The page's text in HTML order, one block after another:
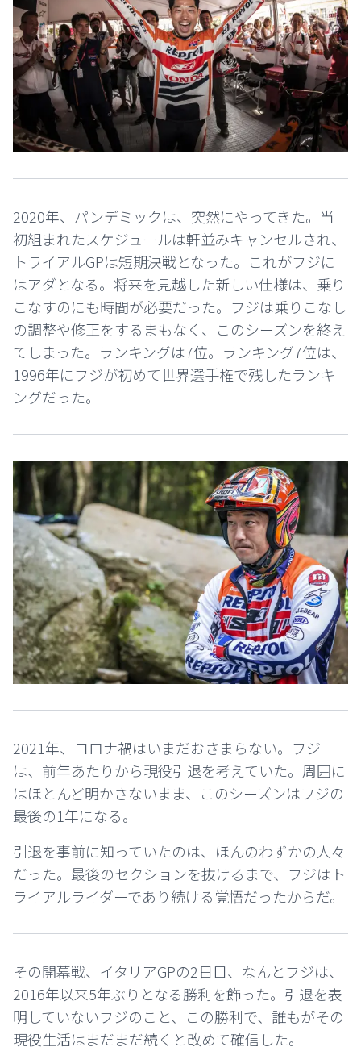
2020年、パンデミックは、突然にやってきた。当
初組まれたスケジュールは軒並みキャンセルされ、
トライアルGPは短期決戦となった。これがフジに
はアダとなる。将来を見越した新しい仕様は、乗り
こなすのにも時間が必要だった。フジは乗りこなし
の調整や修正をするまもなく、このシーズンを終え
てしまった。ランキングは7位。ランキング7位は、
1996年にフジが初めて世界選手権で残したランキ
ングだった。
2021年、コロナ禍はいまだおさまらない。フジ
は、前年あたりから現役引退を考えていた。周囲に
はほとんど明かさないまま、このシーズンはフジの
最後の1年になる。
引退を事前に知っていたのは、ほんのわずかの人々
だった。最後のセクションを抜けるまで、フジはト
ライアルライダーであり続ける覚悟だったからだ。
その開幕戦、イタリアGPの2日目、なんとフジは、
2016年以来5年ぶりとなる勝利を飾った。引退を表
明していないフジのこと、この勝利で、誰もがその
現役生活はまだまだ続くと改めて確信した。